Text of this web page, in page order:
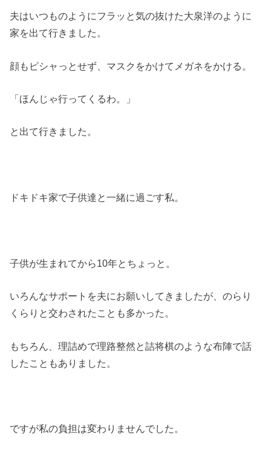
夫はいつものようにフラッと気の抜けた大泉洋のように
家を出て行きました。
顔もピシャっとせず、マスクをかけてメガネをかける。
「ほんじゃ行ってくるわ。」
と出て行きました。
ドキドキ家で子供達と一緒に過ごす私。
子供が生まれてから10年とちょっと。
いろんなサポートを夫にお願いしてきましたが、のらり
くらりと交わされたことも多かった。
もちろん、理詰めで理路整然と詰将棋のような布陣で話
したこともありました。
ですが私の負担は変わりませんでした。